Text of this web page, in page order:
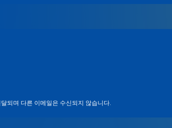
되며 다른 이메일은 수신되지 않습니다.